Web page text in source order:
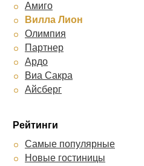
Вилла Диас
Ирон на Красных Партизан
Визит
Юг
Поместье
Анжелика
RichMan
12 Месяцев ГД
Амиго
Вилла Лион
Олимпия
Партнер
Ардо
Виа Сакра
Айсберг
Рейтинги
Самые популярные
Новые гостиницы